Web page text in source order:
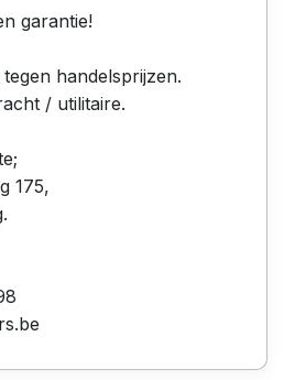
garantie!
handelsprijzen.
/ utilitaire.
175,